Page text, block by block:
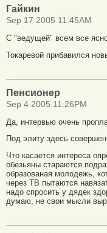
Гайкин
Sep 17 2005 11:45AM
С "ведущей" всем все
Токаревой прибавился
Пенсионер
Sep 4 2005 11:26PM
Да, интервью очень
Под элиту здесь
Что касается интереса
обезьяны стараются
образованая молодежь,
через ТВ пытаются
надо спросить у дядек
думаю, не свои мысли